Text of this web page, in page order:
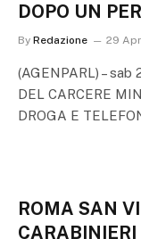
DOPO UN
By Redazione 29
(AGENPARL) –
DEL CARCERE
DROGA E
ROMA SAN